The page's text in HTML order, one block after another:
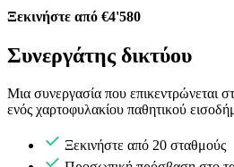
Ξεκινήστε από €4'580
Συνεργάτης δικτύου
Μια συνεργασία που επικεντρώνεται
ενός χαρτοφυλακίου παθητικού
Ξεκινήστε από 20 σταθμούς